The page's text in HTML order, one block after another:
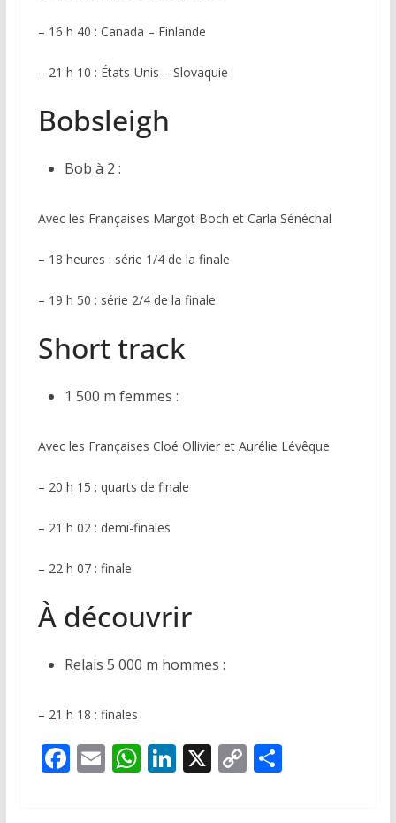
– 16 h 40 : Canada – Finlande
– 21 h 10 : États-Unis – Slovaquie
Bobsleigh
Bob à 2 :
Avec les Françaises Margot Boch et Carla Sénéchal
– 18 heures : série 1/4 de la finale
– 19 h 50 : série 2/4 de la finale
Short track
1 500 m femmes :
Avec les Françaises Cloé Ollivier et Aurélie Lévêque
– 20 h 15 : quarts de finale
– 21 h 02 : demi-finales
– 22 h 07 : finale
À découvrir
Relais 5 000 m hommes :
– 21 h 18 : finales
F E W Li X C P